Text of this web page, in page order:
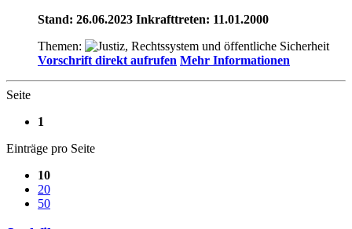
Stand: 26.06.2023 Inkrafttreten: 11.01.2000
Themen:
Vorschrift direkt aufrufen Mehr Informationen
Seite
1
Einträge pro Seite
10
20
50